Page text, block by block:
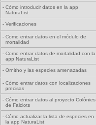
- Cómo introducir datos en la app
NaturaList
- Verificaciones
- Como entrar datos en el módulo de
mortalidad
- Como entrar datos de mortalidad con la
app NaturaList
- Ornitho y las especies amenazadas
- Cómo entrar datos con localizaciones
precisas
- Cómo entrar datos al proyecto Colònies
de Falciots
- Cómo actualizar la lista de especies en
la app NaturaList